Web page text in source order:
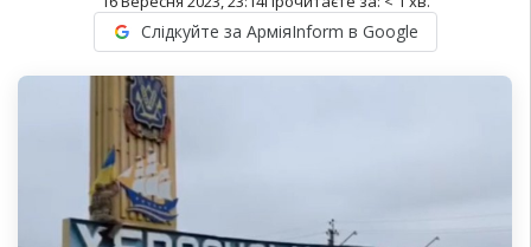
Слідкуйте за АрміяInform в Google